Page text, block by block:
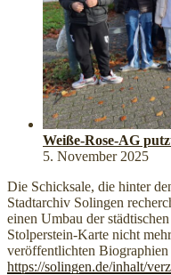
Weiße-Rose-AG
5. November 2025
Die Schicksale, die hinter
Stadtarchiv Solingen
einen Umbau der
Stolperstein-Karte nicht
veröffentlichten
https://solingen.de/inhalt/